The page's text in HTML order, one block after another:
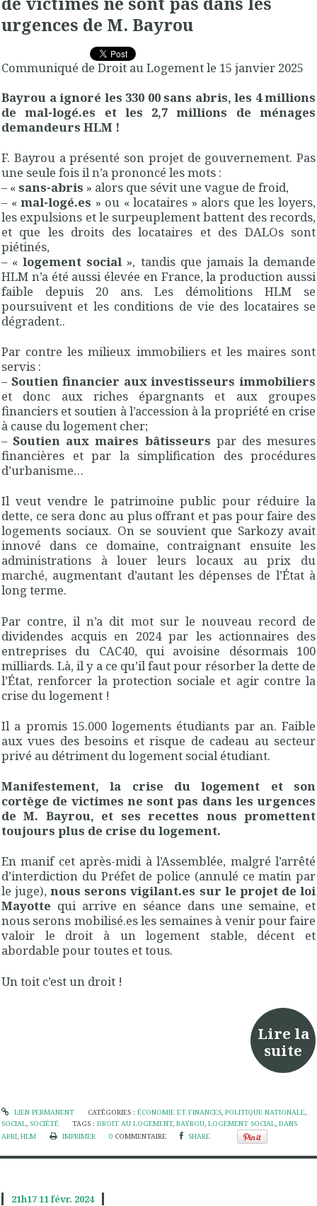
urgences de M. Bayrou
Communiqué de Droit au Logement le 15 janvier 2025
Bayrou a ignoré les 330 00 sans abris, les 4 millions
de mal-logé.es et les 2,7 millions de ménages
demandeurs HLM !
F. Bayrou a présenté son projet de gouvernement. Pas
une seule fois il n’a prononcé les mots :
– «sans-abris » alors que sévit une vague de froid,
– «mal-logé.es » ou « locataires » alors que les loyers,
les expulsions et le surpeuplement battent des records,
et que les droits des locataires et des DALOs sont
piétinés,
– «logement social », tandis que jamais la demande
HLM n’a été aussi élevée en France, la production aussi
faible depuis 20 ans. Les démolitions HLM se
poursuivent et les conditions de vie des locataires se
dégradent..
Par contre les milieux immobiliers et les maires sont
servis :
– Soutien financier aux investisseurs immobiliers
et donc aux riches épargnants et aux groupes
financiers et soutien à l’accession à la propriété en crise
à cause du logement cher;
–Soutien aux maires bâtisseurs par des mesures
financières et par la simplification des procédures
d’urbanisme…
Il veut vendre le patrimoine public pour réduire la
dette, ce sera donc au plus offrant et pas pour faire des
logements sociaux. On se souvient que Sarkozy avait
innové dans ce domaine, contraignant ensuite les
administrations à louer leurs locaux au prix du
marché, augmentant d’autant les dépenses de l’État à
long terme.
Par contre, il n’a dit mot sur le nouveau record de
dividendes acquis en 2024 par les actionnaires des
entreprises du CAC40, qui avoisine désormais 100
milliards. Là, il y a ce qu’il faut pour résorber la dette de
l’État, renforcer la protection sociale et agir contre la
crise du logement !
Il a promis 15.000 logements étudiants par an. Faible
aux vues des besoins et risque de cadeau au secteur
privé au détriment du logement social étudiant.
Manifestement, la crise du logement et son
cortège de victimes ne sont pas dans les urgences
de M. Bayrou, et ses recettes nous promettent
toujours plus de crise du logement.
En manif cet après-midi à l’Assemblée, malgré l’arrêté
d’interdiction du Préfet de police (annulé ce matin par
le juge),nous serons vigilant.es sur le projet de loi
Mayotte qui arrive en séance dans une semaine, et
nous serons mobilisé.es les semaines à venir pour faire
valoir le droit à un logement stable, décent et
abordable pour toutes et tous.
Un toit c’est un droit !
Lire la
suite
LIEN PERMANENT CATÉGORIES : ÉCONOMIE ET FINANCES, POLITIQUE NATIONALE,
SOCIAL, SOCIÉTÉ TAGS :DROIT AU LOGEMENT,BAYROU,LOGEMENT SOCIAL,DANS
ABRI, HLM IMPRIMER 0 COMMENTAIRE SHARE
21h1711févr. 2024